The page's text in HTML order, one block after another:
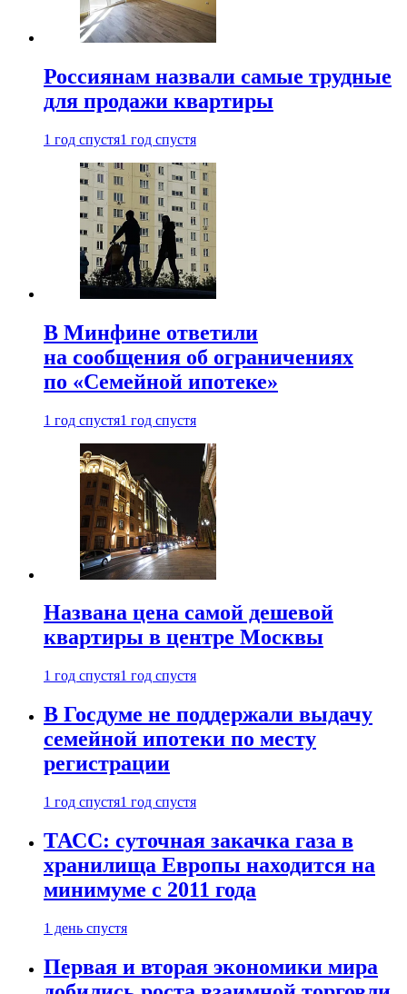
Россиянам назвали самые трудные
для продажи квартиры
1 год спустя1 год спустя
В Минфине ответили
на сообщения об ограничениях
по «Семейной ипотеке»
1 год спустя1 год спустя
Названа цена самой дешевой
квартиры в центре Москвы
1 год спустя1 год спустя
В Госдуме не поддержали выдачу
семейной ипотеки по месту
регистрации
1 год спустя1 год спустя
ТАСС: суточная закачка газа в
хранилища Европы находится на
минимуме с 2011 года
1 день спустя
Первая и вторая экономики мира